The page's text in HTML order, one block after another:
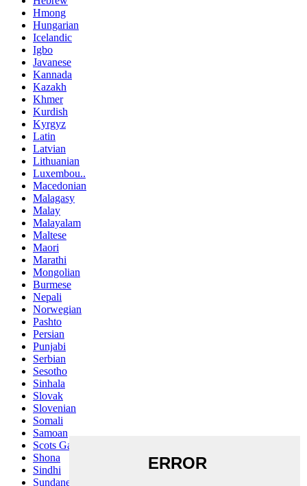
Hmong
Hungarian
Icelandic
Igbo
Javanese
Kannada
Kazakh
Khmer
Kurdish
Kyrgyz
Latin
Latvian
Lithuanian
Luxembou..
Macedonian
Malagasy
Malay
Malayalam
Maltese
Maori
Marathi
Mongolian
Burmese
Nepali
Norwegian
Pashto
Persian
Punjabi
Serbian
Sesotho
Sinhala
Slovak
Slovenian
Somali
Samoan
Scots Gaelic
Shona
Sindhi
Sundanese